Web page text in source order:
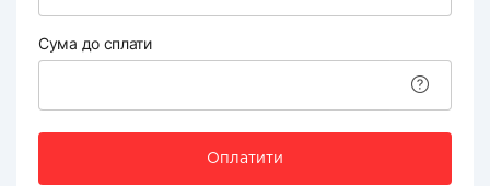
Сума до сплати
Оплатити